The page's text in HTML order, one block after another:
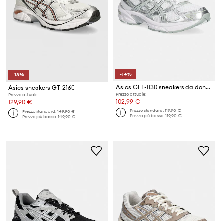
-13%
Asics sneakers GT-2160
Prezzo attuale:
129,90 €
Prezzo standard:149,90 €
Prezzo più basso:149,90 €
-14%
Asics GEL-1130 sneakers da donna
Prezzo attuale:
102,99 €
Prezzo standard:119,90 €
Prezzo più basso:119,90 €